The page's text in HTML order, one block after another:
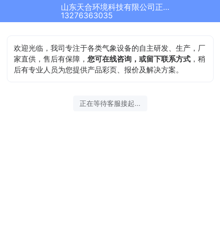
山东天合环境科技有限公司正在为您服务
13276363035
欢迎光临，我司专注于各类气象设备的自主研发、生产，厂
家直供，售后有保障，您可在线咨询，或留下联系方式 ，稍
后有专业人员为您提供产品彩页、报价及解决方案。
2026-08-06 23:10:52 开始沟通